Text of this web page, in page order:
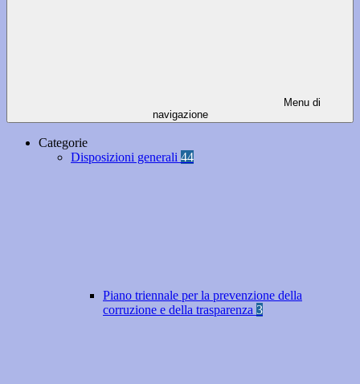
Menu di
navigazione
Categorie
Disposizioni generali 44
Piano triennale per la prevenzione della
corruzione e della trasparenza 3